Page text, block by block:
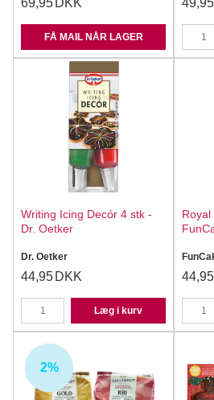
69,95 DKK
FÅ MAIL NÅR LAGER
49,95
Writing Icing Decór 4 stk -
Dr. Oetker
Dr. Oetker
44,95 DKK
Læg i kurv
Royal
44,95
UDSOLGT
2%